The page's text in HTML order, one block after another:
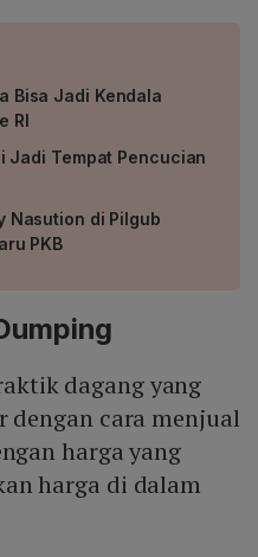
Bisa Jadi Kendala
RI
Jadi Tempat Pencucian
Nasution di Pilgub
PKB
dagang yang
cara menjual
harga yang
harga di dalam